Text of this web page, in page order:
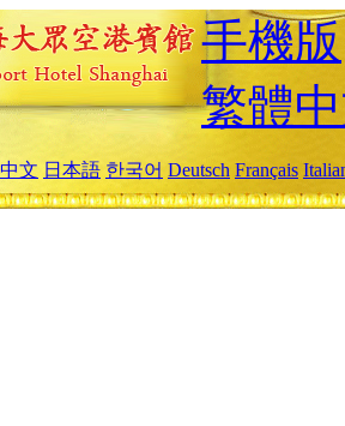
手機版
繁體
文 日本語 한국어 Deutsch Français